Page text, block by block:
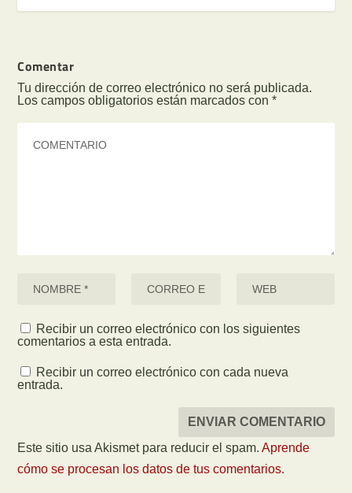
Comentar
Tu dirección de correo electrónico no será publicada.
Los campos obligatorios están marcados con*
Recibir un correo electrónico con los siguientes
comentarios a esta entrada.
Recibir un correo electrónico con cada nueva
entrada.
Este sitio usa Akismet para reducir el spam.Aprende
cómo se procesan los datos de tus comentarios.